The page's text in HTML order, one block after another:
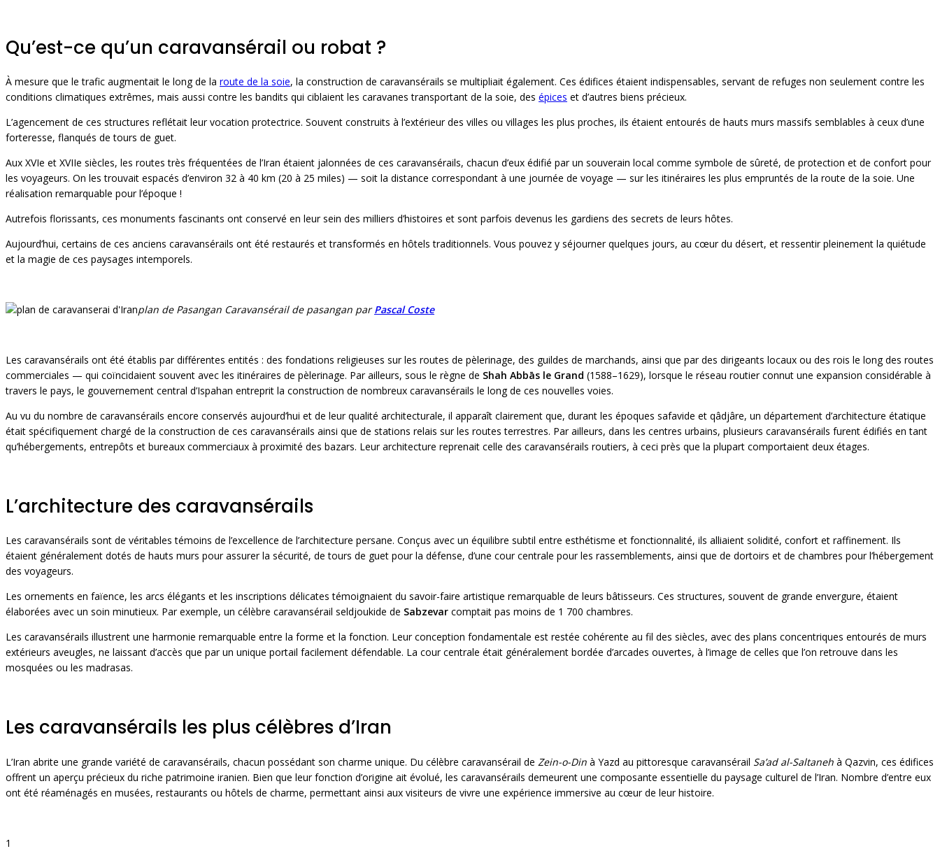
Qu’est-ce qu’un caravansérail ou robat ?
À mesure que le trafic augmentait le long de la route de la soie, la construction de caravansérails se multipliait également. Ces édifices étaient indispensables, servant de refuges non seulement contre les
conditions climatiques extrêmes, mais aussi contre les bandits qui ciblaient les caravanes transportant de la soie, des épices et d’autres biens précieux.
L’agencement de ces structures reflétait leur vocation protectrice. Souvent construits à l’extérieur des villes ou villages les plus proches, ils étaient entourés de hauts murs massifs semblables à ceux d’une
forteresse, flanqués de tours de guet.
Aux XVIe et XVIIe siècles, les routes très fréquentées de l’Iran étaient jalonnées de ces caravansérails, chacun d’eux édifié par un souverain local comme symbole de sûreté, de protection et de confort pour
les voyageurs. On les trouvait espacés d’environ 32 à 40 km (20 à 25 miles) — soit la distance correspondant à une journée de voyage — sur les itinéraires les plus empruntés de la route de la soie. Une
réalisation remarquable pour l’époque !
Autrefois florissants, ces monuments fascinants ont conservé en leur sein des milliers d’histoires et sont parfois devenus les gardiens des secrets de leurs hôtes.
Aujourd’hui, certains de ces anciens caravansérails ont été restaurés et transformés en hôtels traditionnels. Vous pouvez y séjourner quelques jours, au cœur du désert, et ressentir pleinement la quiétude
et la magie de ces paysages intemporels.
plan de Pasangan Caravansérail de pasangan parPascal Coste
Les caravansérails ont été établis par différentes entités : des fondations religieuses sur les routes de pèlerinage, des guildes de marchands, ainsi que par des dirigeants locaux ou des rois le long des routes
commerciales — qui coïncidaient souvent avec les itinéraires de pèlerinage. Par ailleurs, sous le règne de Shah Abbās le Grand (1588–1629), lorsque le réseau routier connut une expansion considérable à
travers le pays, le gouvernement central d’Ispahan entreprit la construction de nombreux caravansérails le long de ces nouvelles voies.
Au vu du nombre de caravansérails encore conservés aujourd’hui et de leur qualité architecturale, il apparaît clairement que, durant les époques safavide et qâdjâre, un département d’architecture étatique
était spécifiquement chargé de la construction de ces caravansérails ainsi que de stations relais sur les routes terrestres. Par ailleurs, dans les centres urbains, plusieurs caravansérails furent édifiés en tant
qu’hébergements, entrepôts et bureaux commerciaux à proximité des bazars. Leur architecture reprenait celle des caravansérails routiers, à ceci près que la plupart comportaient deux étages.
L’architecture des caravansérails
Les caravansérails sont de véritables témoins de l’excellence de l’architecture persane. Conçus avec un équilibre subtil entre esthétisme et fonctionnalité, ils alliaient solidité, confort et raffinement. Ils
étaient généralement dotés de hauts murs pour assurer la sécurité, de tours de guet pour la défense, d’une cour centrale pour les rassemblements, ainsi que de dortoirs et de chambres pour l’hébergement
des voyageurs.
Les ornements en faïence, les arcs élégants et les inscriptions délicates témoignaient du savoir-faire artistique remarquable de leurs bâtisseurs. Ces structures, souvent de grande envergure, étaient
élaborées avec un soin minutieux. Par exemple, un célèbre caravansérail seldjoukide de Sabzevar comptait pas moins de 1 700 chambres.
Les caravansérails illustrent une harmonie remarquable entre la forme et la fonction. Leur conception fondamentale est restée cohérente au fil des siècles, avec des plans concentriques entourés de murs
extérieurs aveugles, ne laissant d’accès que par un unique portail facilement défendable. La cour centrale était généralement bordée d’arcades ouvertes, à l’image de celles que l’on retrouve dans les
mosquées ou les madrasas.
Les caravansérails les plus célèbres d’Iran
L’Iran abrite une grande variété de caravansérails, chacun possédant son charme unique. Du célèbre caravansérail de Zein-o-Din à Yazd au pittoresque caravansérail Sa’ad al-Saltaneh à Qazvin, ces édifices
offrent un aperçu précieux du riche patrimoine iranien. Bien que leur fonction d’origine ait évolué, les caravansérails demeurent une composante essentielle du paysage culturel de l’Iran. Nombre d’entre eux
ont été réaménagés en musées, restaurants ou hôtels de charme, permettant ainsi aux visiteurs de vivre une expérience immersive au cœur de leur histoire.
1